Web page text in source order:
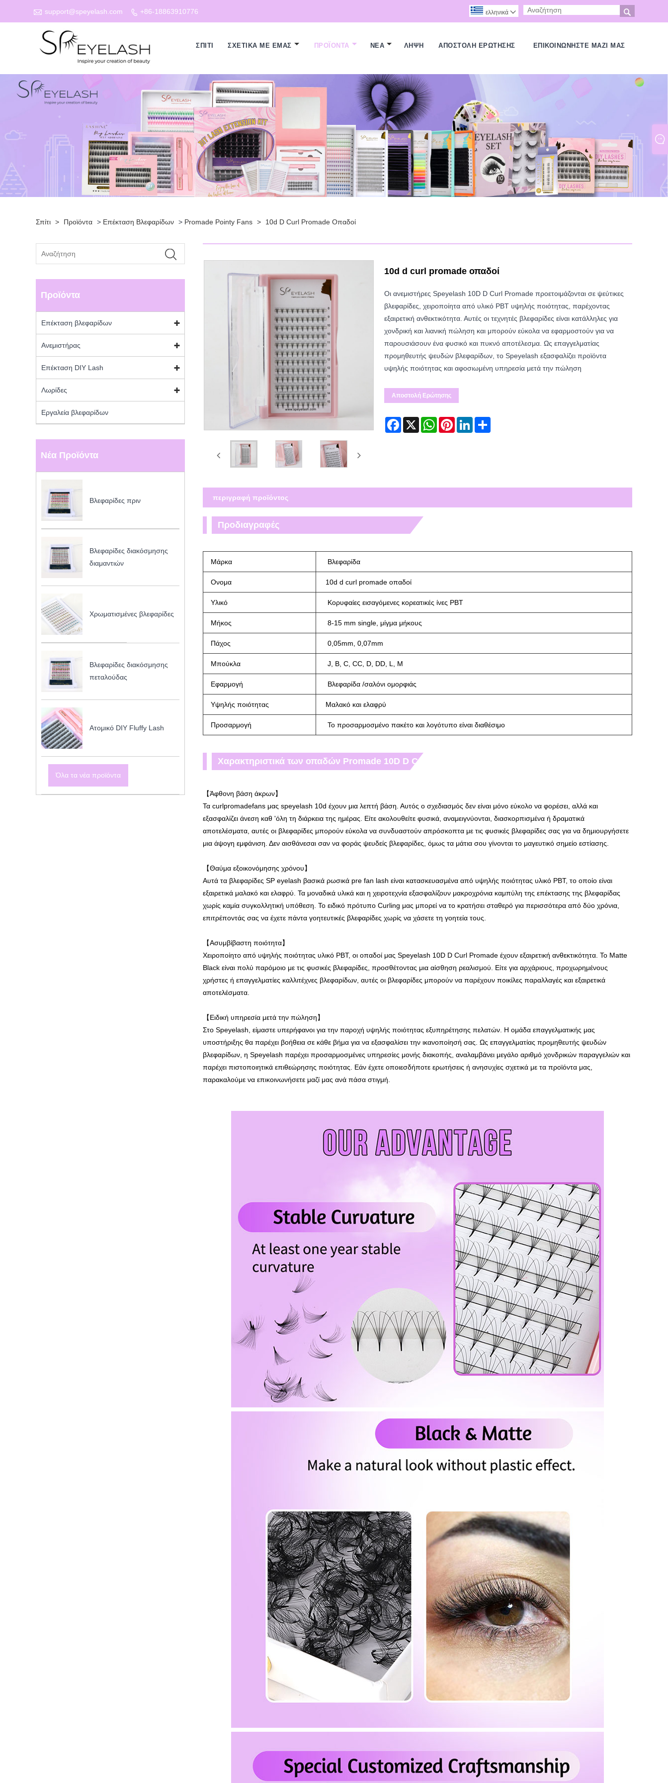
 support@speyelash.com  +86-18863910776 
ελληνικά 
ΣΠΊΤΙ ΣΧΕΤΙΚΆ ΜΕ ΕΜΆΣ ΠΡΟΪΌΝΤΑ ΝΈΑ ΛΉΨΗ ΑΠΟΣΤΟΛΉ ΕΡΏΤΗΣΗΣ ΕΠΙΚΟΙΝΩΝΉΣΤΕ ΜΑΖΊ ΜΑΣ
Σπίτι > Προϊόντα > Επέκταση Βλεφαρίδων > Promade Pointy Fans > 10d D Curl Promade Οπαδοί
Προϊόντα
Επέκταση βλεφαρίδων
Ανεμιστήρας
Επέκταση DIY Lash
Λωρίδες
Εργαλεία βλεφαρίδων
Νέα Προϊόντα
Βλεφαρίδες πριν
Βλεφαρίδες διακόσμησης
διαμαντιών
Χρωματισμένες βλεφαρίδες
Βλεφαρίδες διακόσμησης
πεταλούδας
Ατομικό DIY Fluffy Lash
Όλα τα νέα προϊόντα
10d d curl promade οπαδοί
Οι ανεμιστήρες Speyelash 10D D Curl Promade προετοιμάζονται σε ψεύτικες
βλεφαρίδες, χειροποίητα από υλικό PBT υψηλής ποιότητας, παρέχοντας
εξαιρετική ανθεκτικότητα. Αυτές οι τεχνητές βλεφαρίδες είναι κατάλληλες για
χονδρική και λιανική πώληση και μπορούν εύκολα να εφαρμοστούν για να
παρουσιάσουν ένα φυσικό και πυκνό αποτέλεσμα. Ως επαγγελματίας
προμηθευτής ψευδών βλεφαρίδων, το Speyelash εξασφαλίζει προϊόντα
υψηλής ποιότητας και αφοσιωμένη υπηρεσία μετά την πώληση
Αποστολή Ερώτησης
Facebook
X WhatsAppPinterestLinkedInShare
περιγραφή προϊόντος
Προδιαγραφές
Μάρκα Βλεφαρίδα
Ονομα 10d d curl promade οπαδοί
Υλικό Κορυφαίες εισαγόμενες κορεατικές ίνες PBT
Μήκος 8-15 mm single, μίγμα μήκους
Πάχος 0,05mm, 0,07mm
Μπούκλα J, B, C, CC, D, DD, L, M
Εφαρμογή Βλεφαρίδα /σαλόνι ομορφιάς
Υψηλής ποιότητας Μαλακό και ελαφρύ
Προσαρμογή Το προσαρμοσμένο πακέτο και λογότυπο είναι διαθέσιμο
Χαρακτηριστικά των οπαδών Promade 10D D Curl:
【Άφθονη βάση άκρων】
Τα curlpromadefans μας speyelash 10d έχουν μια λεπτή βάση. Αυτός ο σχεδιασμός δεν είναι μόνο εύκολο να φορέσει, αλλά και
εξασφαλίζει άνεση καθ 'όλη τη διάρκεια της ημέρας. Είτε ακολουθείτε φυσικά, αναμειγνύονται, διασκορπισμένα ή δραματικά
αποτελέσματα, αυτές οι βλεφαρίδες μπορούν εύκολα να συνδυαστούν απρόσκοπτα με τις φυσικές βλεφαρίδες σας για να δημιουργήσετε
μια άψογη εμφάνιση. Δεν αισθάνεσαι σαν να φοράς ψευδείς βλεφαρίδες, όμως τα μάτια σου γίνονται το μαγευτικό σημείο εστίασης.
【Θαύμα εξοικονόμησης χρόνου】
Αυτά τα βλεφαρίδες SP eyelash βασικά ρωσικά pre fan lash είναι κατασκευασμένα από υψηλής ποιότητας υλικό PBT, το οποίο είναι
εξαιρετικά μαλακό και ελαφρύ. Τα μοναδικά υλικά και η χειροτεχνία εξασφαλίζουν μακροχρόνια καμπύλη της επέκτασης της βλεφαρίδας
χωρίς καμία συγκολλητική υπόθεση. Το ειδικό πρότυπο Curling μας μπορεί να το κρατήσει σταθερό για περισσότερα από δύο χρόνια,
επιτρέποντάς σας να έχετε πάντα γοητευτικές βλεφαρίδες χωρίς να χάσετε τη γοητεία τους.
【Ασυμβίβαστη ποιότητα】
Χειροποίητο από υψηλής ποιότητας υλικό PBT, οι οπαδοί μας Speyelash 10D D Curl Promade έχουν εξαιρετική ανθεκτικότητα. Το Matte
Black είναι πολύ παρόμοιο με τις φυσικές βλεφαρίδες, προσθέτοντας μια αίσθηση ρεαλισμού. Είτε για αρχάριους, προχωρημένους
χρήστες ή επαγγελματίες καλλιτέχνες βλεφαρίδων, αυτές οι βλεφαρίδες μπορούν να παρέχουν ποικίλες παραλλαγές και εξαιρετικά
αποτελέσματα.
【Ειδική υπηρεσία μετά την πώληση】
Στο Speyelash, είμαστε υπερήφανοι για την παροχή υψηλής ποιότητας εξυπηρέτησης πελατών. Η ομάδα επαγγελματικής μας
υποστήριξης θα παρέχει βοήθεια σε κάθε βήμα για να εξασφαλίσει την ικανοποίησή σας. Ως επαγγελματίας προμηθευτής ψευδών
βλεφαρίδων, η Speyelash παρέχει προσαρμοσμένες υπηρεσίες μονής διακοπής, αναλαμβάνει μεγάλο αριθμό χονδρικών παραγγελιών και
παρέχει πιστοποιητικά επιθεώρησης ποιότητας. Εάν έχετε οποιεσδήποτε ερωτήσεις ή ανησυχίες σχετικά με τα προϊόντα μας,
παρακαλούμε να επικοινωνήσετε μαζί μας ανά πάσα στιγμή.